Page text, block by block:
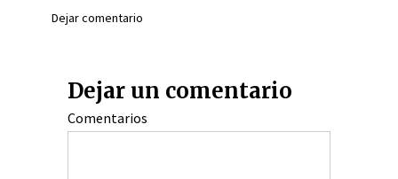
Dejar comentario
Dejar un comentario
Comentarios